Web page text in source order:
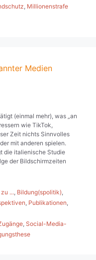
, Millionenstrafe
Medien
(einmal mehr), was „an
wie TikTok,
Zeit nichts Sinnvolles
mit anderen spielen.
die italienische Studie
der Bildschirmzeiten
..., Bildung(spolitik),
, Publikationen,
,Social-Media-